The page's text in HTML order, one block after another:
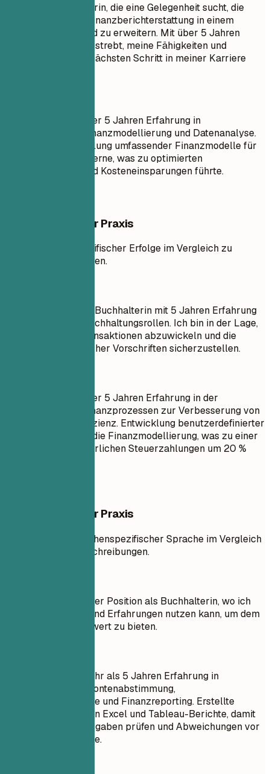
Ziel: Eine Buchhalterin, die eine Gelegenheit sucht, die
Fähigkeiten in der Finanzberichterstattung in einem
dynamischen Umfeld zu erweitern. Mit über 5 Jahren
Erfahrung bin ich bestrebt, meine Fähigkeiten und
Kenntnisse für den nächsten Schritt in meiner Karriere
Buchhalterin mit über 5 Jahren Erfahrung in
fortgeschrittener Finanzmodellierung und Datenanalyse.
Leitung der Entwicklung umfassender Finanzmodelle für
multinationale Konzerne, was zu optimierten
Finanzstrategien und Kosteneinsparungen führte.
Beispiele aus der Praxis
Hervorhebung spezifischer Erfolge im Vergleich zu
allgemeinen Aussagen.
Ziel: Eine erfahrene Buchhalterin mit 5 Jahren Erfahrung
in verschiedenen Buchhaltungsrollen. Ich bin in der Lage,
komplexe Finanztransaktionen abzuwickeln und die
Einhaltung gesetzlicher Vorschriften sicherzustellen.
Buchhalterin mit über 5 Jahren Erfahrung in der
Optimierung von Finanzprozessen zur Verbesserung von
Genauigkeit und Effizienz. Entwicklung benutzerdefinierter
Python-Skripte für die Finanzmodellierung, was zu einer
Reduzierung der jährlichen Steuerzahlungen um 20 %
Beispiele aus der Praxis
Einbeziehung branchenspezifischer Sprache im Vergleich
zu generischen Beschreibungen.
Ziel: Suche nach einer Position als Buchhalterin, wo ich
meine Fähigkeiten und Erfahrungen nutzen kann, um dem
Unternehmen Mehrwert zu bieten.
Buchhalterin mit mehr als 5 Jahren Erfahrung in
Monatsabschluss, Kontenabstimmung,
Abweichungsanalyse und Finanzreporting. Erstellte
Abschluss-Tracker in Excel und Tableau-Berichte, damit
das Finanzteam Ausgaben prüfen und Abweichungen vor
Fristen klären konnte.